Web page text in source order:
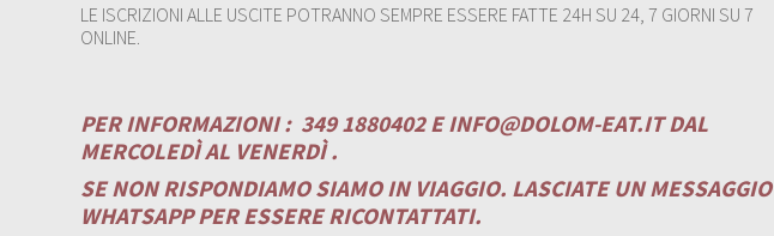
LE ISCRIZIONI ALLE USCITE POTRANNO SEMPRE ESSERE FATTE 24H SU 24, 7 GIORNI SU 7
ONLINE.
PER INFORMAZIONI : 349 1880402 EINFO@DOLOM-EAT.ITDAL
MERCOLEDÌ AL VENERDÌ .
SE NON RISPONDIAMO SIAMO IN VIAGGIO. LASCIATE UN MESSAGGIO
WHATSAPP PER ESSERE RICONTATTATI.